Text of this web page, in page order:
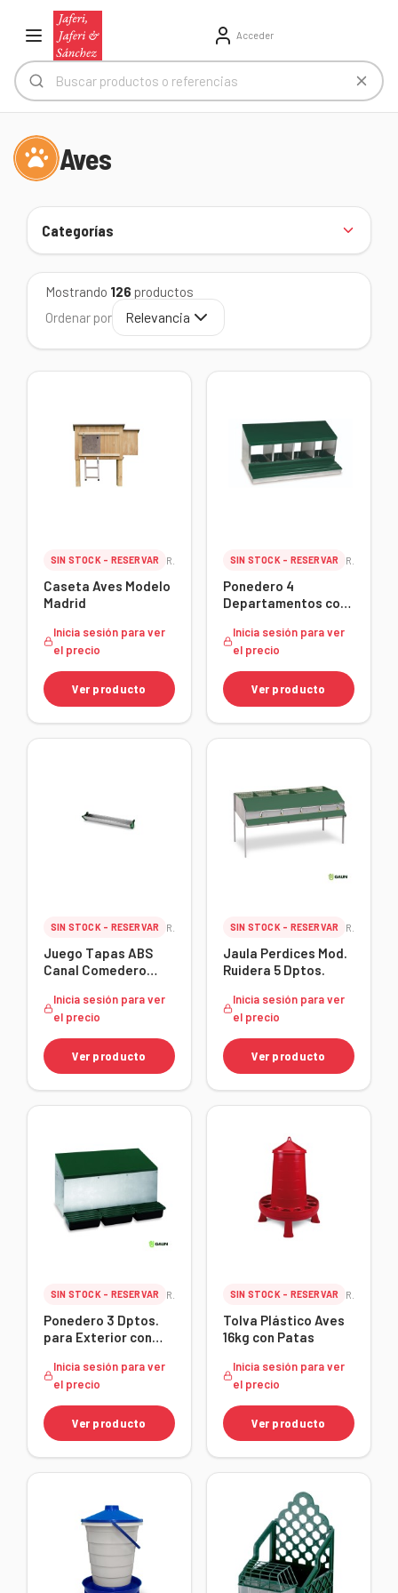
Acceder
Aves
Categorías
Mostrando 126 productos
Ordenar por
Relevancia
SIN STOCK - RESERVAR
Caseta Aves Modelo
Madrid
Inicia sesión para ver
el precio
Ver producto
SIN STOCK - RESERVAR
Ponedero 4
Departamentos con
Inicia sesión para ver
el precio
Ver producto
SIN STOCK - RESERVAR
Juego Tapas ABS
Canal Comedero
Inicia sesión para ver
el precio
Ver producto
SIN STOCK - RESERVAR
Jaula Perdices Mod.
Ruidera 5 Dptos.
Inicia sesión para ver
el precio
Ver producto
SIN STOCK - RESERVAR
Ponedero 3 Dptos.
para Exterior con
Inicia sesión para ver
el precio
Ver producto
SIN STOCK - RESERVAR
Tolva Plástico Aves
16kg con Patas
Inicia sesión para ver
el precio
Ver producto